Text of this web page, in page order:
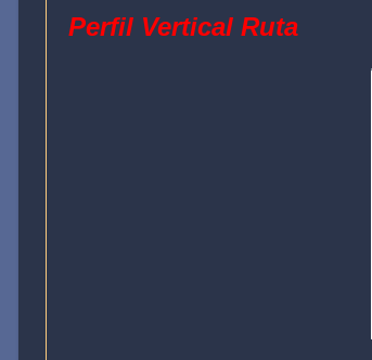
Perfil Vertical Ruta